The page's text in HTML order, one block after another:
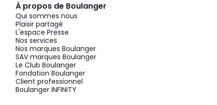
À propos de Boulanger
Qui sommes nous
Plaisir partagé
L'espace Presse
Nos services
Nos marques Boulanger
SAV marques Boulanger
Le Club Boulanger
Fondation Boulanger
Client professionnel
Boulanger INFINITY